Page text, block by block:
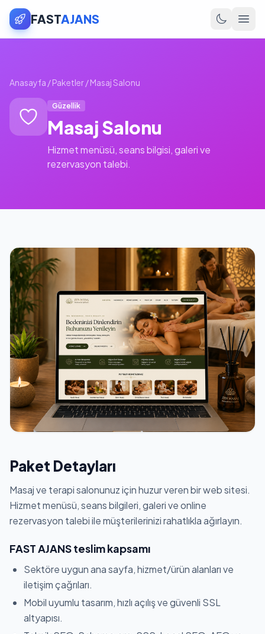
FASTAJANS
Anasayfa /Paketler/Masaj Salonu
Güzellik
Masaj Salonu
Hizmet menüsü, seans bilgisi, galeri ve
rezervasyon talebi.
Paket Detayları
Masaj ve terapi salonunuz için huzur veren bir web sitesi.
Hizmet menüsü, seans bilgileri, galeri ve online
rezervasyon talebi ile müşterilerinizi rahatlıkla ağırlayın.
FAST AJANS teslim kapsamı
Sektöre uygun ana sayfa, hizmet/ürün alanları ve
iletişim çağrıları.
Mobil uyumlu tasarım, hızlı açılış ve güvenli SSL
altyapısı.